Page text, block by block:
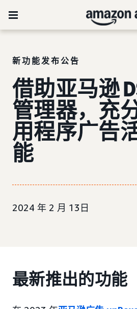
新功能发布公告
借助亚马逊
管理器，充
用程序广告
能
2024 年 2 月 13日
最新推出的功能